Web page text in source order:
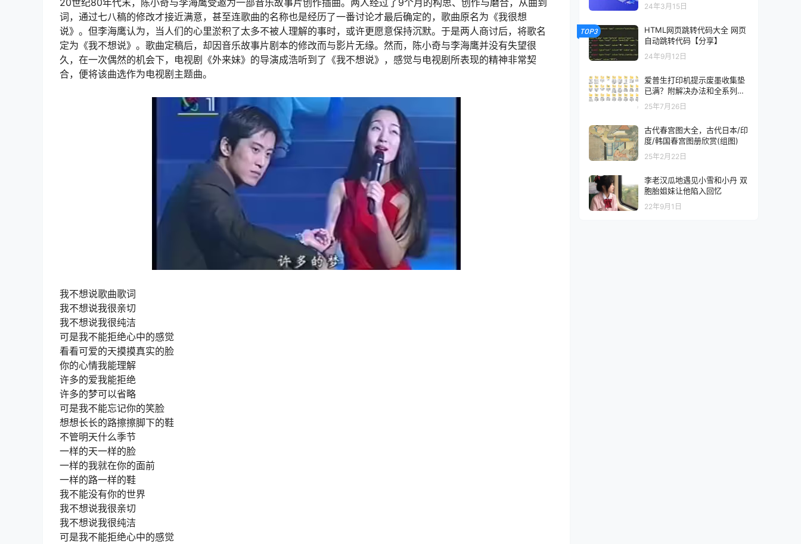
20世纪80年代末，陈小奇与李海鹰受邀为一部音乐故事片创作插曲。两人经过了9个月的构思、创作与磨合，从曲到
词，通过七八稿的修改才接近满意，甚至连歌曲的名称也是经历了一番讨论才最后确定的，歌曲原名为《我很想
说》。但李海鹰认为，当人们的心里淤积了太多不被人理解的事时，或许更愿意保持沉默。于是两人商讨后，将歌名
定为《我不想说》。歌曲定稿后，却因音乐故事片剧本的修改而与影片无缘。然而，陈小奇与李海鹰并没有失望很
久，在一次偶然的机会下，电视剧《外来妹》的导演成浩听到了《我不想说》，感觉与电视剧所表现的精神非常契
合，便将该曲选作为电视剧主题曲。
我不想说歌曲歌词
我不想说我很亲切
我不想说我很纯洁
可是我不能拒绝心中的感觉
看看可爱的天摸摸真实的脸
你的心情我能理解
许多的爱我能拒绝
许多的梦可以省略
可是我不能忘记你的笑脸
想想长长的路擦擦脚下的鞋
不管明天什么季节
一样的天一样的脸
一样的我就在你的面前
一样的路一样的鞋
我不能没有你的世界
我不想说我很亲切
我不想说我很纯洁
可是我不能拒绝心中的感觉
24年3月15日
TOP3
HTML网页跳转代码大全 网页
自动跳转代码【分享】
24年9月12日
爱普生打印机提示废墨收集垫
已满？附解决办法和全系列清
零工具和教程
25年7月26日
古代春宫图大全，古代日本/印
度/韩国春宫图册欣赏(组图)
25年2月22日
李老汉瓜地遇见小雪和小丹 双
胞胎姐妹让他陷入回忆
22年9月1日